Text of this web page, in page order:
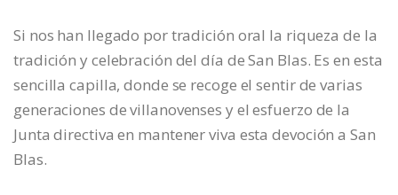
Si nos han llegado por tradición oral la riqueza de la
tradición y celebración del día de San Blas. Es en esta
sencilla capilla, donde se recoge el sentir de varias
generaciones de villanovenses y el esfuerzo de la
Junta directiva en mantener viva esta devoción a San
Blas.